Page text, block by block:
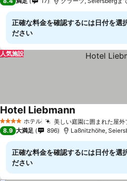
正確な料金を確認するには日付を選
ださい
人気施設
4 ホテルのランク
ホテル 美しい庭園に囲まれた屋外
Hotel Liebmann
8.9 大満足 896 Laßnitzhöhe,
正確な料金を確認するには日付を選
ださい